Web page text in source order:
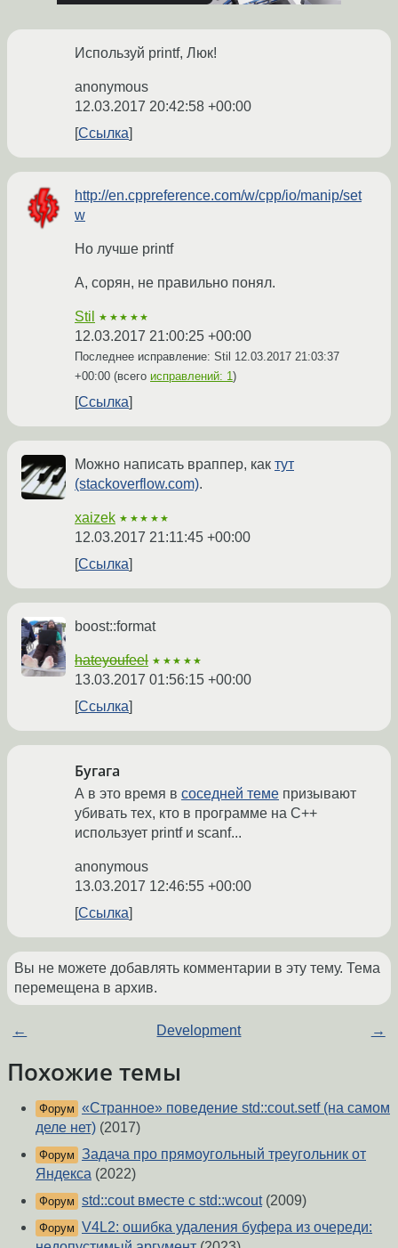
Используй printf, Люк!
anonymous
12.03.2017 20:42:58 +00:00
Ссылка
http://en.cppreference.com/w/cpp/io/manip/set
w
Но лучше printf
А, сорян, не правильно понял.
Stil ★★★★★
12.03.2017 21:00:25 +00:00
Последнее исправление: Stil 12.03.2017 21:03:37
+00:00 (всего исправлений: 1)
Ссылка
Можно написать враппер, как тут
(stackoverflow.com).
xaizek ★★★★★
12.03.2017 21:11:45 +00:00
Ссылка
boost::format
hateyoufeel ★★★★★
13.03.2017 01:56:15 +00:00
Ссылка
Бугага
А в это время в соседней теме призывают
убивать тех, кто в программе на C++
использует printf и scanf...
anonymous
13.03.2017 12:46:55 +00:00
Ссылка
Вы не можете добавлять комментарии в эту тему. Тема
перемещена в архив.
← Development →
Похожие темы
Форум «Странное» поведение std::cout.setf (на самом
деле нет) (2017)
Форум Задача про прямоугольный треугольник от
Яндекса (2022)
Форум std::cout вместе с std::wcout(2009)
Форум V4L2: ошибка удаления буфера из очереди: